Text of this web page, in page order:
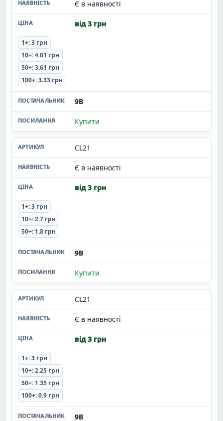
Є в наявності
від 3 грн
1+: 3 грн
10+: 4.01 грн
50+: 3.61 грн
100+: 3.33 грн
9В
Купити
CL21
Є в наявності
від 3 грн
1+: 3 грн
10+: 2.7 грн
50+: 1.8 грн
9В
Купити
CL21
Є в наявності
від 3 грн
1+: 3 грн
10+: 2.25 грн
50+: 1.35 грн
100+: 0.9 грн
9В